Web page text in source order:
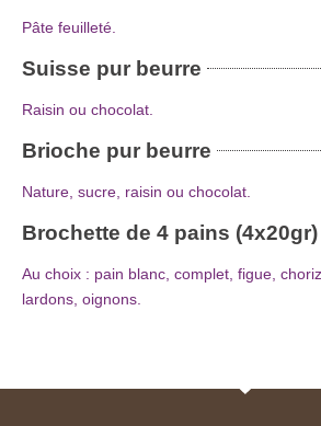
Pâte feuilleté.
Suisse pur beurre
Raisin ou chocolat.
Brioche pur beurre
Nature, sucre, raisin ou chocolat.
Brochette de 4 pains (4x20gr)
Au choix : pain blanc, complet, figue,
lardons, oignons.